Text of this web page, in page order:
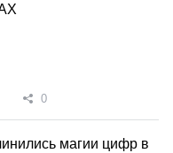
0
магии цифр в